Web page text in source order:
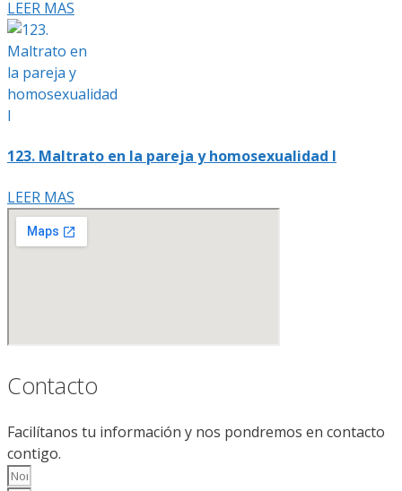
LEER MAS
123. Maltrato en la pareja y homosexualidad I
LEER MAS
Contacto
Facilítanos tu información y nos pondremos en contacto
contigo.